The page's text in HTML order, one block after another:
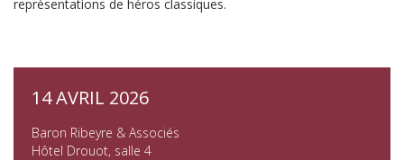
représentations de héros classiques.
14 AVRIL 2026
Baron Ribeyre & Associés
Hôtel Drouot, salle 4